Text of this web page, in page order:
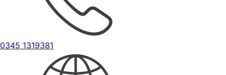
0345 1319381